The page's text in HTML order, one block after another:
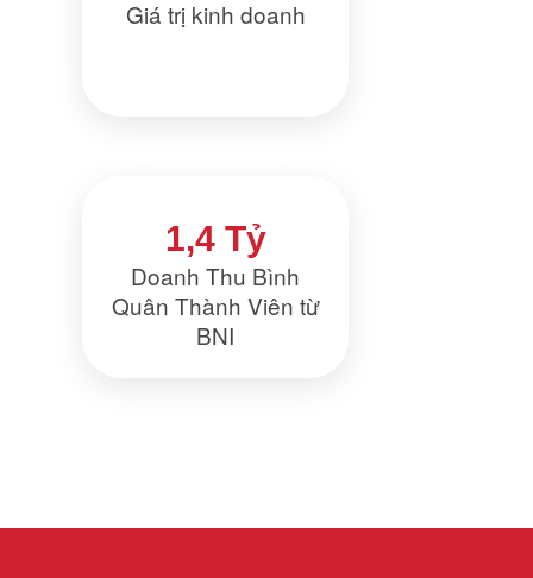
Giá trị kinh doanh
1,4 Tỷ
Doanh Thu Bình
Quân Thành Viên từ
BNI